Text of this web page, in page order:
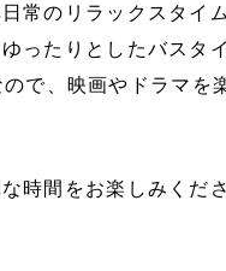
常のリラックスタイ
ったりとしたバスタ
で、映画やドラマを
時間をお楽しみくださ